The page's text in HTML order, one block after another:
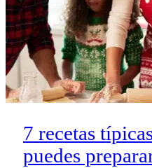
7 recetas
puedes